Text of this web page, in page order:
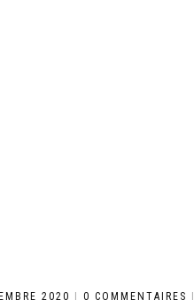
2020 | 0 COMMENTAIRES |